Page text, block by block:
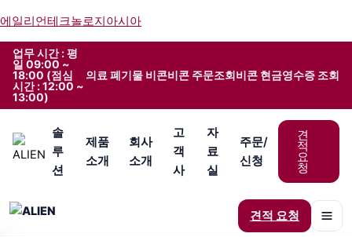
텐
츠
에일리언테크놀로지아시아
업무 시간 : 평
일 09:00 ~
18:00 (점심
시간 : 12:00 ~
13:00)
의료 폐기물 비콘비콘 주문조회비콘 현금영수증 조회
솔
루
션
제품
소개
회사
소개
고
객
사
자
료
실
주문/
신청
견
적
요
청
견적 요청